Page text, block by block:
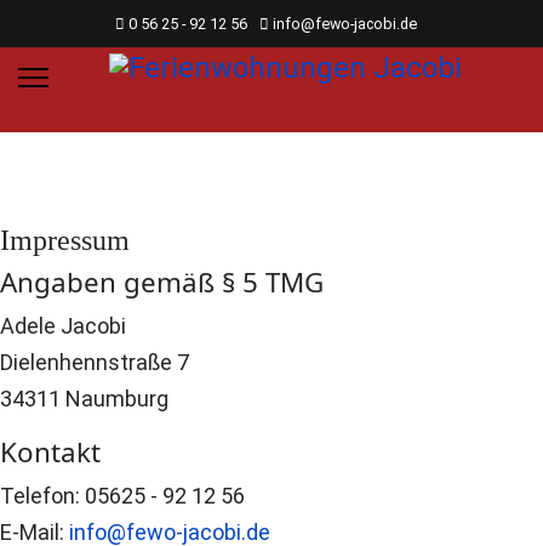
0 56 25 - 92 12 56 info@fewo-jacobi.de
Impressum
Angaben gemäß § 5 TMG
Adele Jacobi
Dielenhennstraße 7
34311 Naumburg
Kontakt
Telefon: 05625 - 92 12 56
E-Mail: info@fewo-jacobi.de